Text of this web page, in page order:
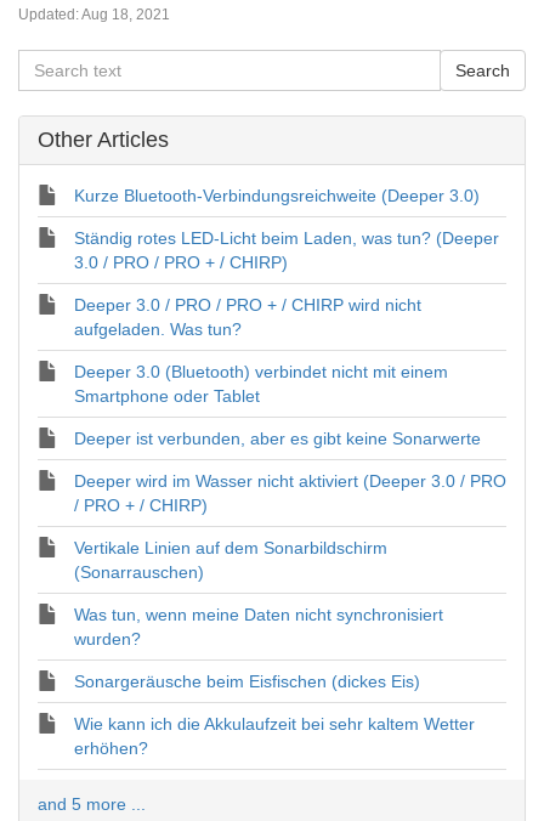
Updated:Aug 18, 2021
Other Articles
Kurze Bluetooth-Verbindungsreichweite (Deeper 3.0)
Ständig rotes LED-Licht beim Laden, was tun? (Deeper
3.0 / PRO / PRO + / CHIRP)
Deeper 3.0 / PRO / PRO + / CHIRP wird nicht
aufgeladen. Was tun?
Deeper 3.0 (Bluetooth) verbindet nicht mit einem
Smartphone oder Tablet
Deeper ist verbunden, aber es gibt keine Sonarwerte
Deeper wird im Wasser nicht aktiviert (Deeper 3.0 / PRO
/ PRO + / CHIRP)
Vertikale Linien auf dem Sonarbildschirm
(Sonarrauschen)
Was tun, wenn meine Daten nicht synchronisiert
wurden?
Sonargeräusche beim Eisfischen (dickes Eis)
Wie kann ich die Akkulaufzeit bei sehr kaltem Wetter
erhöhen?
and 5 more ...